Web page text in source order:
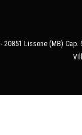
Lissone (MB)